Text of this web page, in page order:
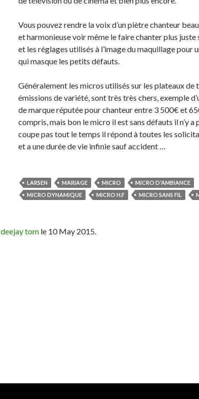
Vous pouvez rendre la voix d’un piètre chanteur
et harmonieuse voir même le faire chanter plus juste
et les réglages utilisés à l’image du maquillage pour
qui masque les petits défauts.
Généralement les micros utilisés sur les plateaux de
émissions de variété, sont très très chers, exemple
de marque réputée pour chanteur entre 3 500€ et
compris, mais bon le micro il est sans défauts il n’y a
coupe pas tout le temps il répond à toutes les
et a une durée de vie infinie sauf accident …
LARSEN MARIAGE MICRO
MICRO D'AMBIANCE
MICRO DYNAMIQUE
MICRO H.F MICRO SANS FIL
deejay tom le 10 May 2015.